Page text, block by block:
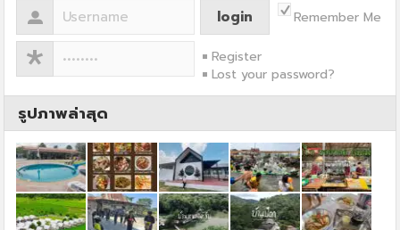
Remember Me
Register
Lost your password?
รูปภาพล่าสุด